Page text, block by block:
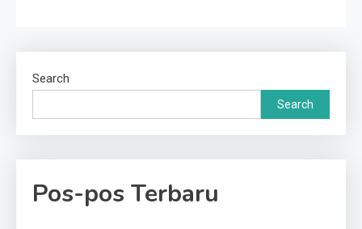
Search
Search
Pos-pos Terbaru